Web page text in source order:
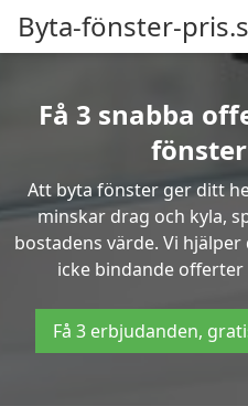
Byta-fönster-
Få 3 snabba
Att byta fönster ger ditt
minskar drag och kyla,
bostadens värde. Vi
icke bindande
Få 3 erbjudanden,